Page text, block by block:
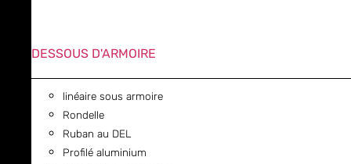
DESSOUS D'ARMOIRE
linéaire sous armoire
Rondelle
Ruban au DEL
Profilé aluminium